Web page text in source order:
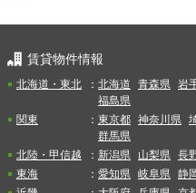
賃貸物件情報
北海道・東北 ： 北海道 青森県 岩
福島県
関東
： 東京都 神奈川県
群馬県
北陸・甲信越
： 新潟県 山梨県 長
東海
： 愛知県 岐阜県 静